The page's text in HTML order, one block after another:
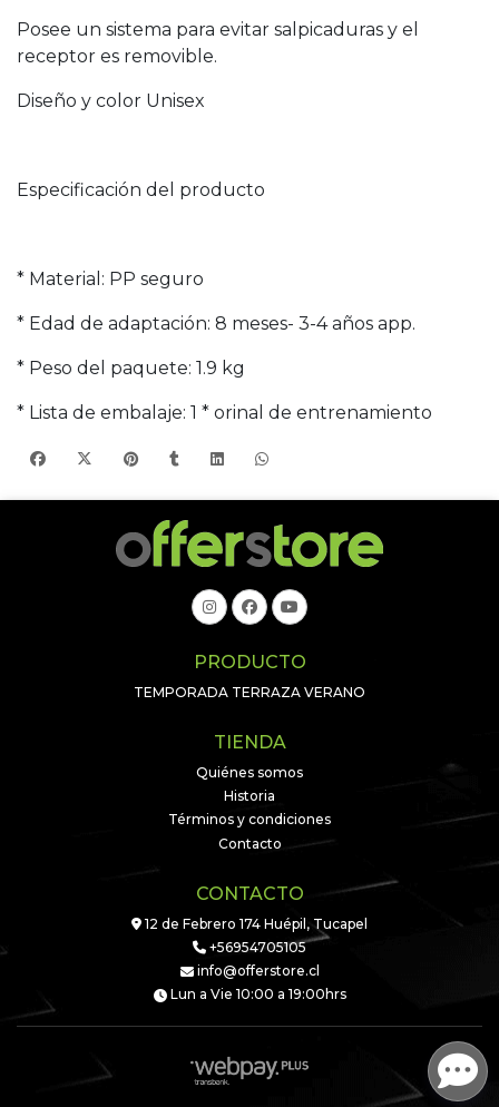
Posee un sistema para evitar salpicaduras y el
receptor es removible.
Diseño y color Unisex
Especificación del producto
* Material: PP seguro
* Edad de adaptación: 8 meses- 3-4 años app.
* Peso del paquete: 1.9 kg
* Lista de embalaje: 1 * orinal de entrenamiento
PRODUCTO
TEMPORADA TERRAZA VERANO
TIENDA
Quiénes somos
Historia
Términos y condiciones
Contacto
CONTACTO
12 de Febrero 174 Huépil, Tucapel
+56954705105
info@offerstore.cl
Lun a Vie 10:00 a 19:00hrs